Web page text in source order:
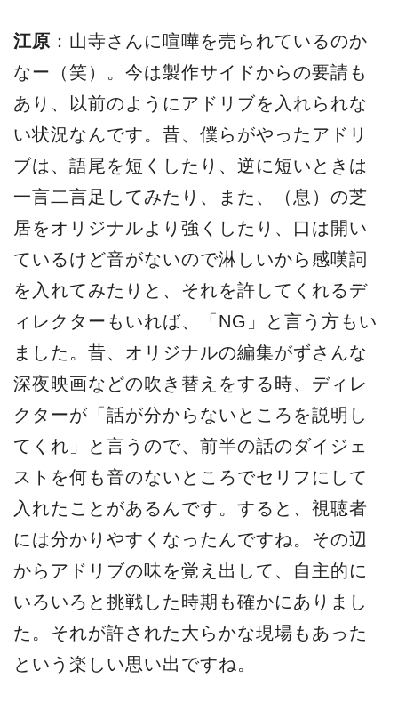
江原 ：山寺さんに喧嘩を売られているのか
なー（笑）。今は製作サイドからの要請も
あり、以前のようにアドリブを入れられな
い状況なんです。昔、僕らがやったアドリ
ブは、語尾を短くしたり、逆に短いときは
一言二言足してみたり、また、（息）の芝
居をオリジナルより強くしたり、口は開い
ているけど音がないので淋しいから感嘆詞
を入れてみたりと、それを許してくれるデ
ィレクターもいれば、「NG」と言う方もい
ました。昔、オリジナルの編集がずさんな
深夜映画などの吹き替えをする時、ディレ
クターが「話が分からないところを説明し
てくれ」と言うので、前半の話のダイジェ
ストを何も音のないところでセリフにして
入れたことがあるんです。すると、視聴者
には分かりやすくなったんですね。その辺
からアドリブの味を覚え出して、自主的に
いろいろと挑戦した時期も確かにありまし
た。それが許された大らかな現場もあった
という楽しい思い出ですね。